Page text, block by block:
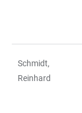
Schmidt,
Reinhard